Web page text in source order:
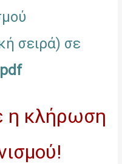
σειρά) σε
pdf
η κλήρωση